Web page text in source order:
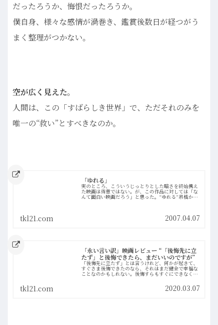
だったろうか、悔恨だったろうか。
僕自身、様々な感情が渦巻き、鑑賞後数日が経つがう
まく整理がつかない。
空が広く見えた。
人間は、この「すばらしき世界」で、ただそれのみを
唯一の“救い”とすべきなのか。
「ゆれる」
実のところ、こういうじっとりとした暗さを終始携え
た映画は得意ではない。が、この作品に対しては「な
んて面白い映画だろう」と思った。“ゆれる”吊橋から
tkl21.com 2007.04.07
「永い言い訳」映画レビュー “「後悔先に立
たず」と後悔できたら、まだいいのですが”
「後悔先に立たず」とは言うけれど、何かが起きて、
すぐさま後悔できたのなら、それはまだ健全で幸福な
ことなのかもしれない。後悔すらもすぐにできなく
んてものは、往々にして無様で、愚かだ。（映画「永
い言い訳」レビュー・ネタバレ批評・感想）
tkl21.com 2020.03.07